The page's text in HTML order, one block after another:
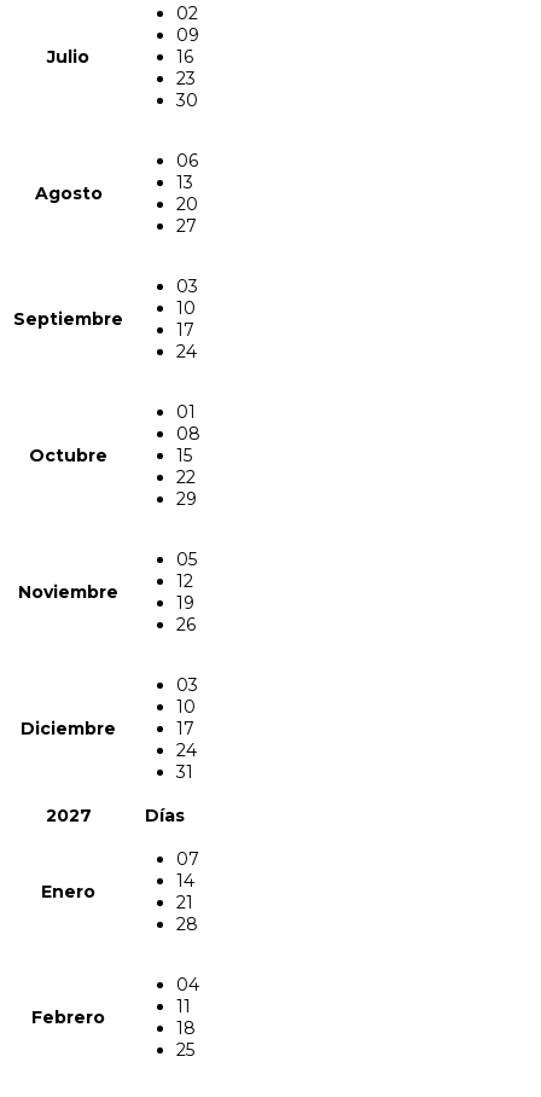
Julio
02
09
16
23
30
Agosto
06
13
20
27
Septiembre
03
10
17
24
Octubre
01
08
15
22
29
Noviembre
05
12
19
26
Diciembre
03
10
17
24
31
2027
Días
Enero
07
14
21
28
Febrero
04
11
18
25